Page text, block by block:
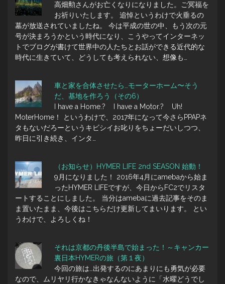
高畑勲さんがお亡くなりになりました。ご冥福を
お祈りいたします。 追悼というわけで火垂るの
墓が放送されていましたね。 今は平成の世の中、もう次の元
号が決まろうかという時代になり、こうやってインターネッ
トでブログが書けて世界中の人たちとお話ができる近代的な
時代に生きていて、どうしても考えられない、想像も…
車と家を合体させたら…モーターホーム〜そう
だ、基地を作ろう（その6）
I have a Home.? I have a Motor.? Uh!
MoterHome！ というわけで、2017年になって今さらPPAPネ
タもないだろーというキビシイお叱りをちょーだいしつつ、
昨日に引き続き、インタ…
（お知らせ）HYMER LIFE 2nd SEASON 始動！
9月になりました！ 2016年4月にamebaから始ま
ったHYMER LIFEですが、今日からFC2でリスタ
ートすることにしました。 当分はamebaに過去記事をそのま
ま置いたまま、今後はこちらだけ更新してまいります。 とい
うわけで、よろしくね！
それは京都の丹後半島で始まった！～キャンカー
裏日本HYMERの旅（第１夜）
今回の旅は…出発するのにあまりにも勇気が必要
なので、ムリヤリ行かなきゃなんないように「水曜どうでし